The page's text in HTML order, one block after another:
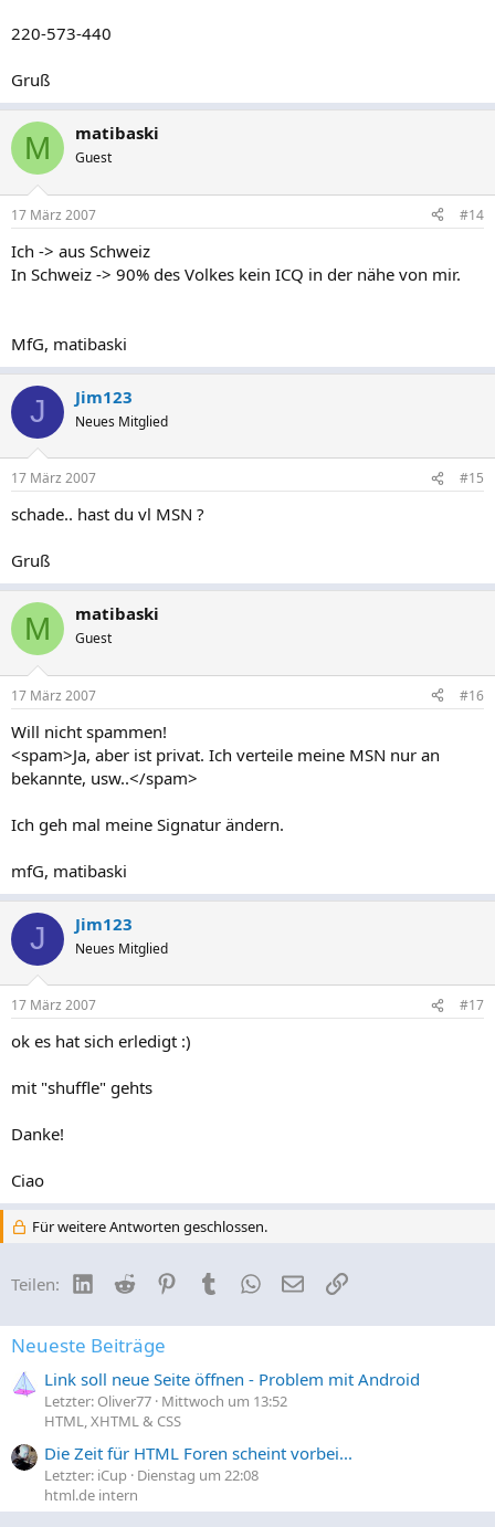
220-573-440
Gruß
M matibaski
Guest
17 März 2007 #14
Ich -> aus Schweiz
In Schweiz -> 90% des Volkes kein ICQ in der nähe von mir.
MfG, matibaski
J Jim123
Neues Mitglied
17 März 2007 #15
schade.. hast du vl MSN ?
Gruß
M matibaski
Guest
17 März 2007 #16
Will nicht spammen!
<spam>Ja, aber ist privat. Ich verteile meine MSN nur an
bekannte, usw..</spam>
Ich geh mal meine Signatur ändern.
mfG, matibaski
J Jim123
Neues Mitglied
17 März 2007 #17
ok es hat sich erledigt :)
mit "shuffle" gehts
Danke!
Ciao
Für weitere Antworten geschlossen.
Teilen: LinkedIn
Reddit PinterestTumblrWhatsApp
E-MailLink
Neueste Beiträge
Link soll neue Seite öffnen - Problem mit Android
Letzter: Oliver77 Mittwoch um 13:52
HTML, XHTML & CSS
Die Zeit für HTML Foren scheint vorbei...
Letzter: iCup Dienstag um 22:08
html.de intern